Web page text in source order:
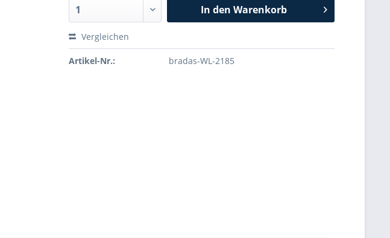
In den Warenkorb
Vergleichen
Artikel-Nr.: bradas-WL-2185